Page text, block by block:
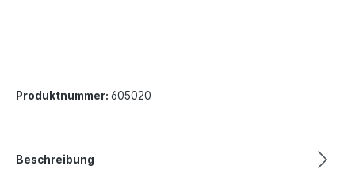
Produktnummer: 605020
Beschreibung